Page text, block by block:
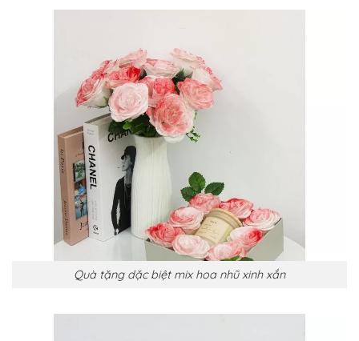
Quà tặng dặc biệt mix hoa nhũ xinh xắn